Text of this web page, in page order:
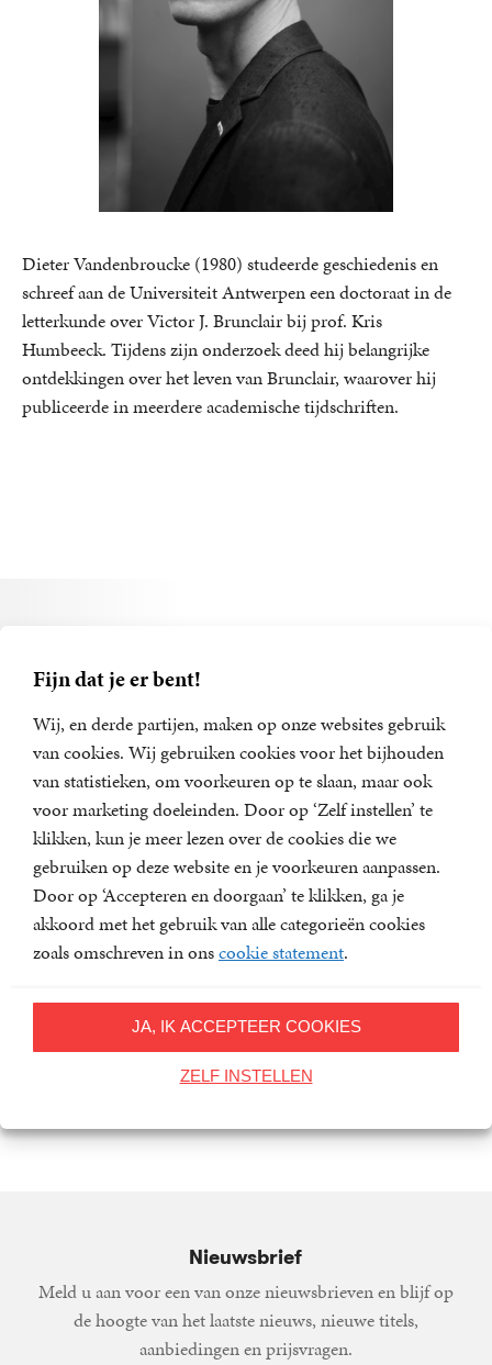
Fijn dat je er bent!
Wij, en derde partijen, maken op onze websites gebruik
van cookies. Wij gebruiken cookies voor het bijhouden
van statistieken, om voorkeuren op te slaan, maar ook
voor marketing doeleinden. Door op ‘Zelf instellen’ te
klikken, kun je meer lezen over de cookies die we
gebruiken op deze website en je voorkeuren aanpassen.
Door op ‘Accepteren en doorgaan’ te klikken, ga je
akkoord met het gebruik van alle categorieën cookies
zoals omschreven in onscookie statement.
JA, IK ACCEPTEER COOKIES
ZELF INSTELLEN
Dieter Vandenbroucke (1980) studeerde geschiedenis en
schreef aan de Universiteit Antwerpen een doctoraat in de
letterkunde over Victor J. Brunclair bij prof. Kris
Humbeeck. Tijdens zijn onderzoek deed hij belangrijke
ontdekkingen over het leven van Brunclair, waarover hij
publiceerde in meerdere academische tijdschriften.
Dansen op een vulkaan
Vandenbroucke
book
Nieuwsbrief
Meld u aan voor een van onze nieuwsbrieven en blijf op
de hoogte van het laatste nieuws, nieuwe titels,
aanbiedingen en prijsvragen.